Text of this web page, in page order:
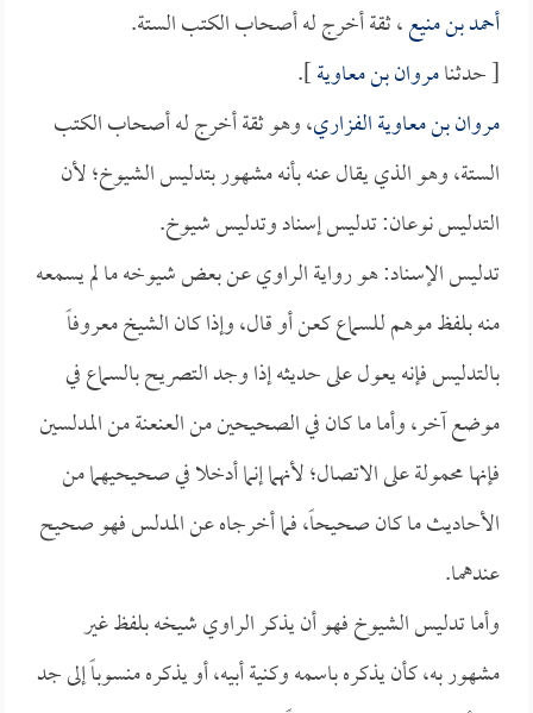
أحمد بن منيع، ثقة أخرج له أصحاب الكتب الستة.
[ حدثنامروان بن معاوية].
مروان بن معاوية الفزاري، وهو ثقة أخرج له أصحاب الكتب
الستة، وهو الذي يقال عنه بأنه مشهور بتدليس الشيوخ؛ لأن
التدليس نوعان: تدليس إسناد وتدليس شيوخ.
تدليس الإسناد: هو رواية الراوي عن بعض شيوخه ما لم يسمعه
منه بلفظ موهم للسماع كعن أو قال، وإذا كان الشيخ معروفاً
بالتدليس فإنه يعول على حديثه إذا وجد التصريح بالسماع في
موضع آخر، وأما ما كان في الصحيحين من العنعنة من المدلسين
فإنها محمولة على الاتصال؛ لأنهما إنما أدخلا في صحيحيهما من
الأحاديث ما كان صحيحاً، فما أخرجاه عن المدلس فهو صحيح
عندهما.
وأما تدليس الشيوخ فهو أن يذكر الراوي شيخه بلفظ غير
مشهور به، كأن يذكره باسمه وكنية أبيه، أو يذكره منسوباً إلى جد